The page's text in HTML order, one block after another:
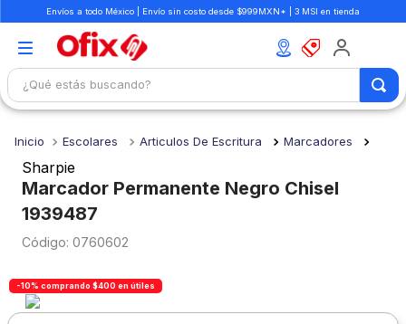
Envíos a todo México | Envío sin costo desde $999MXN* | 3 MSI en tienda
¿Qué estás buscando?
Escolares Articulos De Escritura Marcadores
Sharpie
Marcador Permanente Negro Chisel
1939487
: 0760602
-10% comprando $400 en útiles
1.
mochilas
2 .
libretas
3.
cuaderno
4.
cuadernos
5.
colores
6.